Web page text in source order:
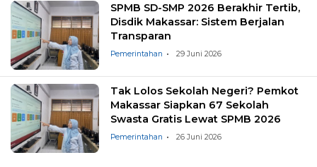
SPMB SD-SMP 2026 Berakhir Tertib,
Disdik Makassar: Sistem Berjalan
Transparan
Pemerintahan 29 Juni 2026
Tak Lolos Sekolah Negeri? Pemkot
Makassar Siapkan 67 Sekolah
Swasta Gratis Lewat SPMB 2026
Pemerintahan 26 Juni 2026